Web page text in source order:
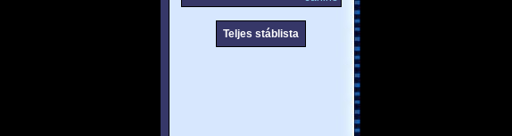
Teljes stáblista